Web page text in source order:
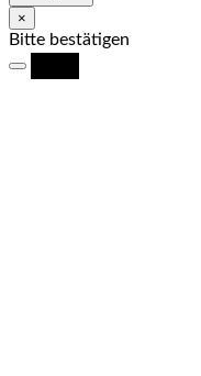
Schließen
×
Bitte bestätigen